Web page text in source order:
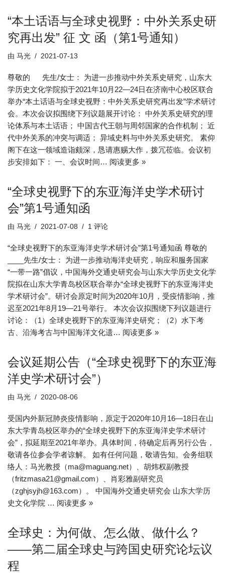
“本土话语与全球史视野：中外关系史研
究再出发” 征 文 函（第1号通知）
由 马光 2021-07-13
尊敬的 先生/女士： 为进一步推动中外关系史研究，山东大
学历史文化学院拟于2021年10月22—24日在济南中心校区联合
举办“本土话语与全球史视野：中外关系史研究再出发”学术研讨
会。本次会议拟围绕下列议题展开讨论： 中外关系史研究的理
论体系与本土话语； 中国古代王朝与周邻国家的合作机制； 近
代中外关系的冲突与调适； 异域史料与中外关系史研究。 素仰
阁下在这一领域造诣颇深，恳请惠赐大作，拨冗莅临。会议初
步安排如下： 一、会议时间… 阅读更多 »
“全球史视野下的东亚海洋史学术研讨
会”第1号通知函
由 马光 2021-07-08 1 评论
“全球史视野下的东亚海洋史学术研讨会”第1号通知函 尊敬的
____先生/女士： 为进一步推动海洋史研究，响应和服务国家
“一带一路”倡议，中国海外交通史研究会与山东大学历史文化学
院拟在山东大学青岛校区联合举办“全球史视野下的东亚海洋史
学术研讨会”。研讨会原定时间为2020年10月，受疫情影响，推
迟至2021年8月19—21号举行。 本次会议拟围绕下列议题进行
讨论：（1）全球史视野下的东亚海洋史研究；（2）水下考
古、沿海考古与中国海洋文化遗… 阅读更多 »
会议延期公告（“全球史视野下的东亚海
洋史学术研讨会”）
由 马光 2020-08-06
受国内外新冠肺炎疫情影响，原定于2020年10月16—18日在山
东大学青岛校区举办的“全球史视野下的东亚海洋史学术研讨
会”，拟延期至2021年举办。具体时间，待确定后再另行公告，
敬请各位参会学者谅解。 如有任何问题，敬请告知。会务组联
络人：马光教授（ma@maguang.net）、胡炜权副教授
（fritzmasa21@gmail.com）、肖彩雅副研究员
（zghjsyjh@163.com）。 中国海外交通史研究会 山东大学历
史文化学院 … 阅读更多 »
全球史：为何做、怎么做、做什么？
——第二届全球史与跨国史研究论坛议
程